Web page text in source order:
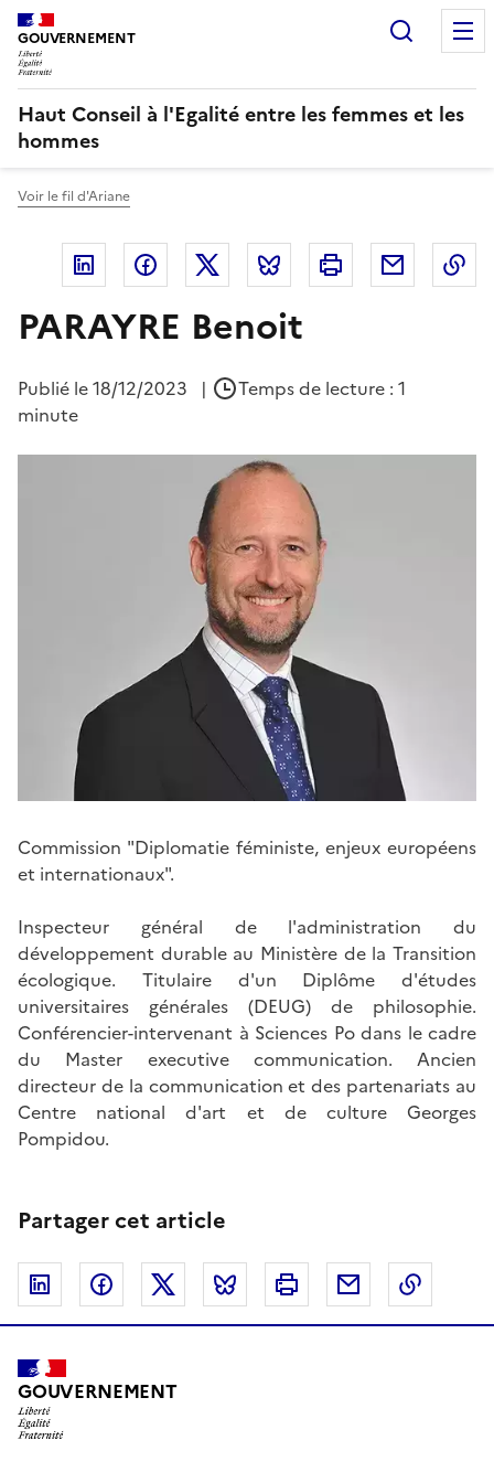
Panneau de gestion des cookies
GOUVERNEMENT
Haut Conseil à l'Egalité entre les femmes et les
hommes
Voir le fil d'Ariane
Linkedin FacebookTwitter Bluesky Imprimer Courriel
PARAYRE Benoit
Publié le18/12/2023 |
Temps de lecture : 1
minute
Commission "Diplomatie féministe, enjeux européens
et internationaux".
Inspecteur général de l'administration du
développement durable au Ministère de la Transition
écologique. Titulaire d'un Diplôme d'études
universitaires générales (DEUG) de philosophie.
Conférencier-intervenant à Sciences Po dans le cadre
du Master executive communication. Ancien
directeur de la communication et des partenariats au
Centre national d'art et de culture Georges
Pompidou.
Partager cet article
Linkedin FacebookTwitter Bluesky Imprimer Courriel
GOUVERNEMENT